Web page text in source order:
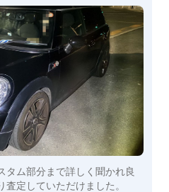
タム部分まで詳しく聞かれ良
査定していただけました。